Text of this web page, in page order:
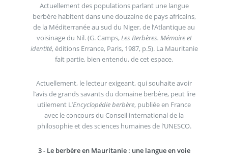
Actuellement des populations parlant une langue
berbère habitent dans une douzaine de pays africains,
de la Méditerranée au sud du Niger, de l’Atlantique au
voisinage du Nil. (G. Camps, Les Berbères. Mémoire et
identité, éditions Errance, Paris, 1987, p.5). La Mauritanie
fait partie, bien entendu, de cet espace.
Actuellement, le lecteur exigeant, qui souhaite avoir
l’avis de grands savants du domaine berbère, peut lire
utilement L’Encyclopédie berbère, publiée en France
avec le concours du Conseil international de la
philosophie et des sciences humaines de l’UNESCO.
3 - Le berbère en Mauritanie : une langue en voie